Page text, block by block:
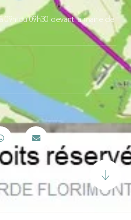
ou 09h30 devant la mairie de